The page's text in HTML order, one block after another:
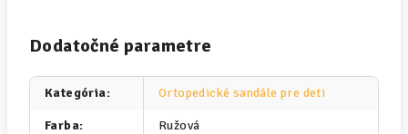
Dodatočné parametre
Kategória: Ortopedické sandále pre deti
Farba: Ružová